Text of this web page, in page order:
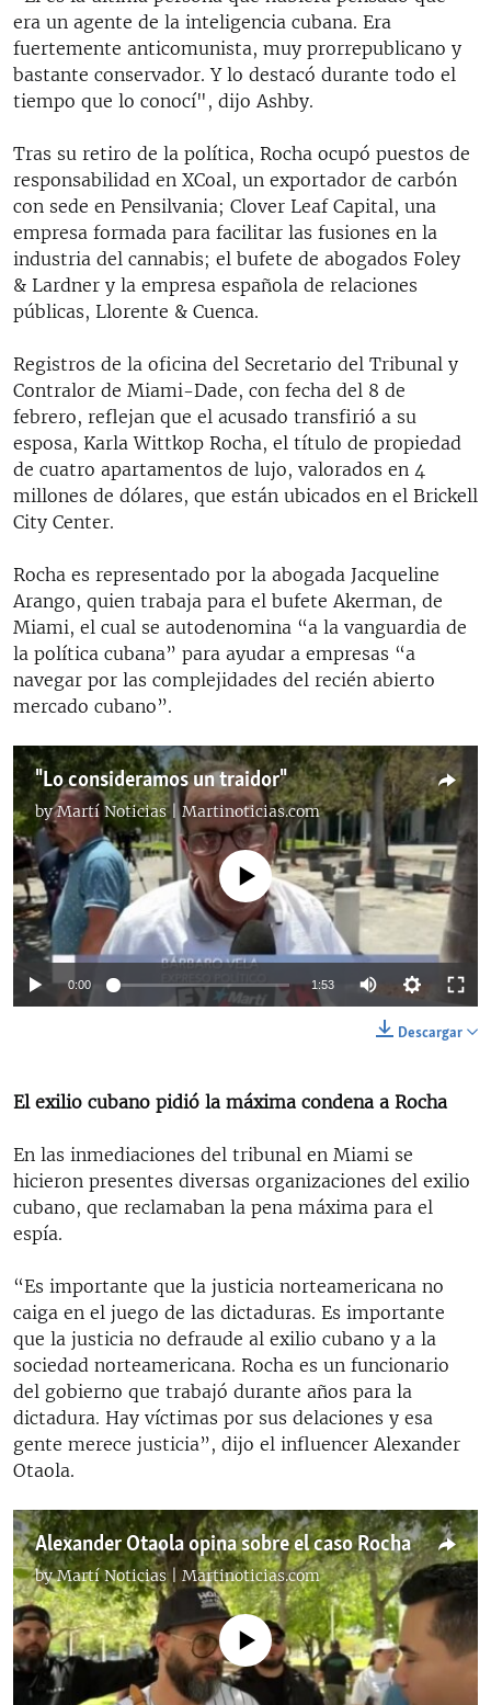
era un agente de la inteligencia cubana. Era
fuertemente anticomunista, muy prorrepublicano y
bastante conservador. Y lo destacó durante todo el
tiempo que lo conocí", dijo Ashby.
Tras su retiro de la política, Rocha ocupó puestos de
responsabilidad en XCoal, un exportador de carbón
con sede en Pensilvania; Clover Leaf Capital, una
empresa formada para facilitar las fusiones en la
industria del cannabis; el bufete de abogados Foley
& Lardner y la empresa española de relaciones
públicas, Llorente & Cuenca.
Registros de la oficina del Secretario del Tribunal y
Contralor de Miami-Dade, con fecha del 8 de
febrero, reflejan que el acusado transfirió a su
esposa, Karla Wittkop Rocha, el título de propiedad
de cuatro apartamentos de lujo, valorados en 4
millones de dólares, que están ubicados en el Brickell
City Center.
Rocha es representado por la abogada Jacqueline
Arango, quien trabaja para el bufete Akerman, de
Miami, el cual se autodenomina “a la vanguardia de
la política cubana” para ayudar a empresas “a
navegar por las complejidades del recién abierto
mercado cubano”.
"Lo consideramos un traidor"
byMartí Noticias | Martinoticias.com
Auto 144p 240p 360p
480p 720p 1080p
No media source currently available
0:00 1:53
144p
360p
720p
1080p
Descargar
El exilio cubano pidió la máxima condena a Rocha
En las inmediaciones del tribunal en Miami se
hicieron presentes diversas organizaciones del exilio
cubano, que reclamaban la pena máxima para el
espía.
“Es importante que la justicia norteamericana no
caiga en el juego de las dictaduras. Es importante
que la justicia no defraude al exilio cubano y a la
sociedad norteamericana. Rocha es un funcionario
del gobierno que trabajó durante años para la
dictadura. Hay víctimas por sus delaciones y esa
gente merece justicia”, dijo el influencer Alexander
Otaola.
Alexander Otaola opina sobre el caso Rocha
byMartí Noticias | Martinoticias.com
No media source currently available